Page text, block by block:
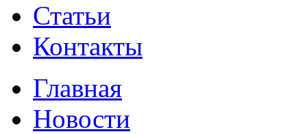
Статьи
Контакты
Главная
Новости